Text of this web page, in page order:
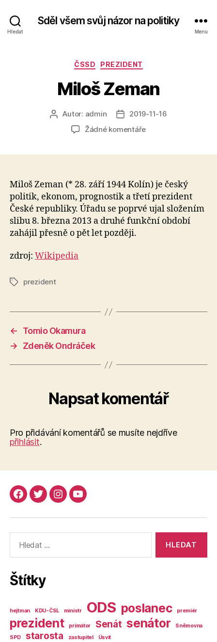
Hledat
Sděl všem svůj názor na politiky
Menu
Rubriky
ČSSD PREZIDENT
Miloš Zeman
Autor
příspěvku
Autor: admin
Datum
příspěvku
2019-11-16
Žádné komentářeu
Zeman
Miloš Zeman (* 28. září 1944 Kolín) je český
politik, ekonom, prognostik a třetí prezident
České republiky. Úřadu se poprvé ujal složením
slibu 8. března 2013 a druhé funkční období
zahájil přesně o pět let později.
zdroj: Wikipedia
Štítkyprezident
←
Tomio Okamura
→
Zdeněk Ondráček
Napsat komentář
Pro přidávání komentářů se musíte nejdříve
přihlásit.
Facebook
TwitterInstagramYouTube
vyhledávání:
Štítky
hejtman KDU-ČSL ministr ODS poslanec premiér
prezident primátor Senát senátor
Sněmovna
SPD
starosta zastupitel Úsvit